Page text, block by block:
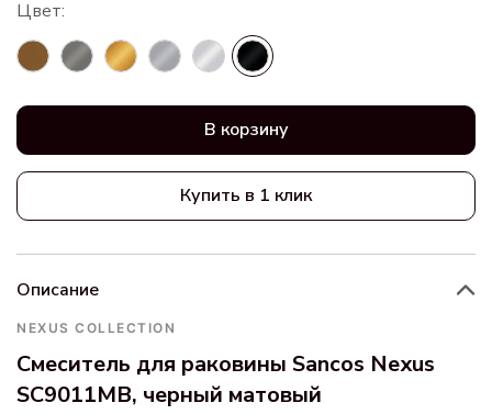
В корзину
Купить в 1 клик
Описание
NEXUS COLLECTION
Смеситель для раковины Sancos Nexus
SC9011MB, черный матовый